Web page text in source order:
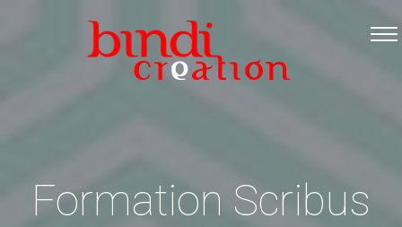
Accueil
Les formations
Contact
Formation Scribus